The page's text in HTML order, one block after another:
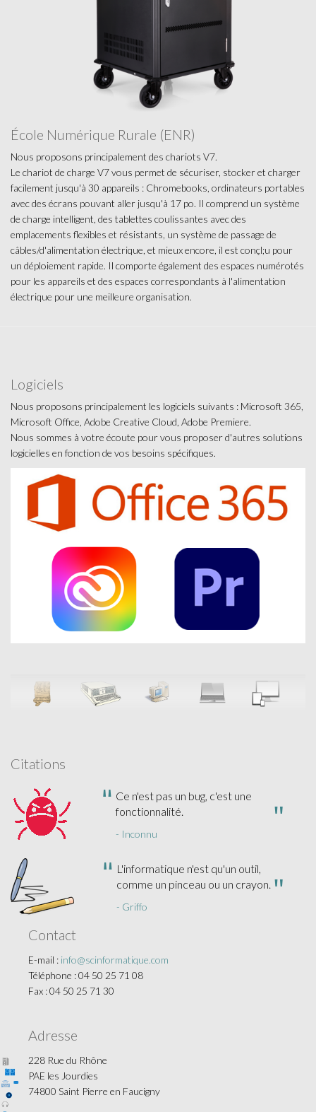
École Numérique Rurale (ENR)
Nous proposons principalement des chariots V7.
Le chariot de charge V7 vous permet de sécuriser, stocker et charger
facilement jusqu'à 30 appareils : Chromebooks, ordinateurs portables
avec des écrans pouvant aller jusqu'à 17 po. Il comprend un système
de charge intelligent, des tablettes coulissantes avec des
emplacements flexibles et résistants, un système de passage de
câbles/d'alimentation électrique, et mieux encore, il est conçl;u pour
un déploiement rapide. Il comporte également des espaces numérotés
pour les appareils et des espaces correspondants à l'alimentation
électrique pour une meilleure organisation.
Logiciels
Nous proposons principalement les logiciels suivants : Microsoft 365,
Microsoft Office, Adobe Creative Cloud, Adobe Premiere.
Nous sommes à votre écoute pour vous proposer d'autres solutions
logicielles en fonction de vos besoins spécifiques.
Citations
Ce n'est pas un bug, c'est une
fonctionnalité.
- Inconnu
L'informatique n'est qu'un outil,
comme un pinceau ou un crayon.
- Griffo
Contact
E-mail : info@scinformatique.com
Téléphone : 04 50 25 71 08
Fax : 04 50 25 71 30
Adresse
228 Rue du Rhône
PAE les Jourdies
74800 Saint Pierre en Faucigny